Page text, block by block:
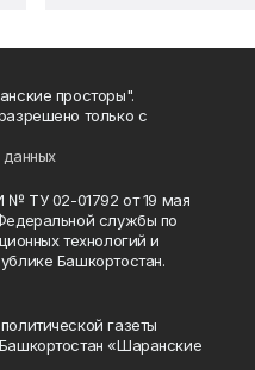
просторы".
только с
№ ТУ 02-01792 от 19 мая
службы по
технологий и
Башкортостан.
газеты
«Шаранские